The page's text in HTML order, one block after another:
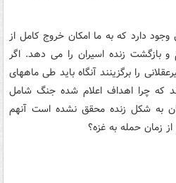
دارد که به ما امکان خروج کامل از
بازگشت زنده اسیران را می دهد. اگر
را برگزینند آنگاه باید طی ماههای
که چرا اهداف اعلام شده جنگ شامل
به شکل زنده محقق نشده است آنهم
زمان حمله به غزه؟